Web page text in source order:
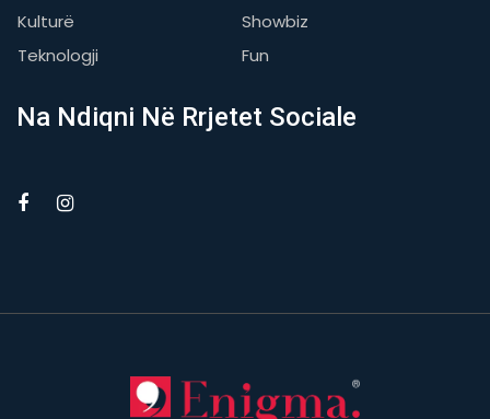
Kulturë
Showbiz
Teknologji
Fun
Na Ndiqni Në Rrjetet Sociale